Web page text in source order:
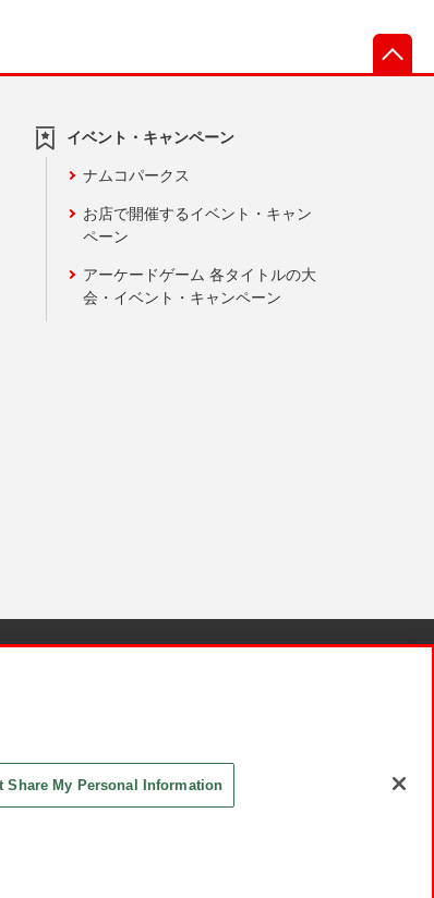
イベント・キャンペーン
ナムコパークス
お店で開催するイベント・キャン
ペーン
アーケードゲーム 各タイトルの大
会・イベント・キャンペーン
Share My Personal Information